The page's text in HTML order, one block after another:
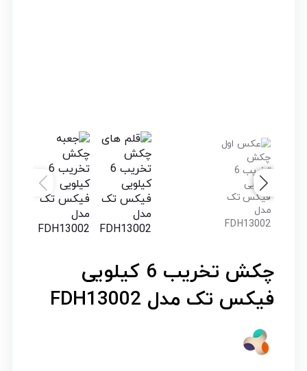
چکش تخریب 6 کیلویی
فیکس تک مدل FDH13002